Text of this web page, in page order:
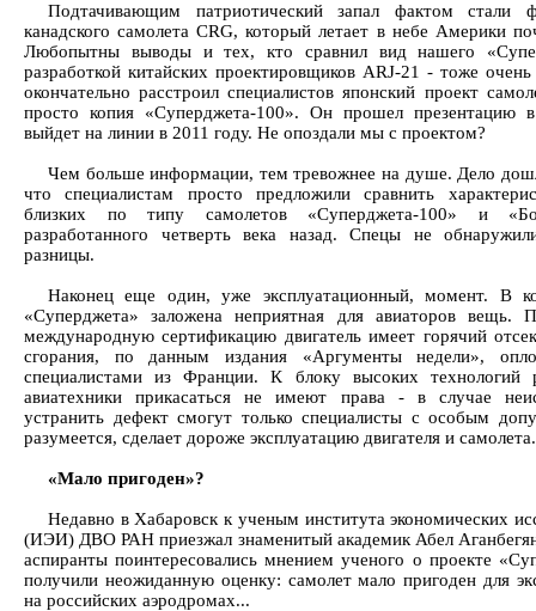
Подтачивающим патриотический запал фактом стали
канадского самолета CRG, который летает в небе Америки
Любопытны выводы и тех, кто сравнил вид нашего
разработкой китайских проектировщиков ARJ-21 - тоже
окончательно расстроил специалистов японский проект
просто копия «Суперджета-100». Он прошел презентацию
выйдет на линии в 2011 году. Не опоздали мы с проектом?
Чем больше информации, тем тревожнее на душе. Дело
что специалистам просто предложили сравнить
близких по типу самолетов «Суперджета-100» и
разработанного четверть века назад. Спецы не
разницы.
Наконец еще один, уже эксплуатационный, момент. В
«Суперджета» заложена неприятная для авиаторов вещь.
международную сертификацию двигатель имеет горячий
сгорания, по данным издания «Аргументы недели»,
специалистами из Франции. К блоку высоких технологий
авиатехники прикасаться не имеют права - в случае
устранить дефект смогут только специалисты с особым
разумеется, сделает дороже эксплуатацию двигателя и самолета.
«Мало пригоден»?
Недавно в Хабаровск к ученым института экономических
(ИЭИ) ДВО РАН приезжал знаменитый академик Абел
аспиранты поинтересовались мнением ученого о проекте
получили неожиданную оценку: самолет мало пригоден для
на российских аэродромах...